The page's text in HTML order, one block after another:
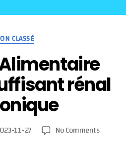
Categories
CLASSÉ
rénal
11-27 No Commentson